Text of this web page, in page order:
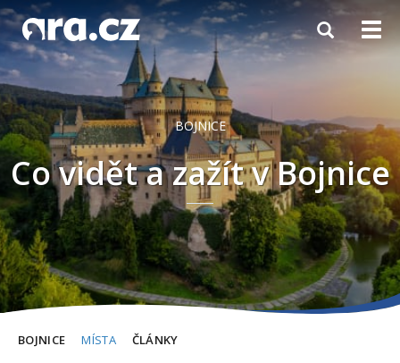
Toggle
navigation
BOJNICE MÍSTA ČLÁNKY
BOJNICE
Co vidět a zažítv Bojnice